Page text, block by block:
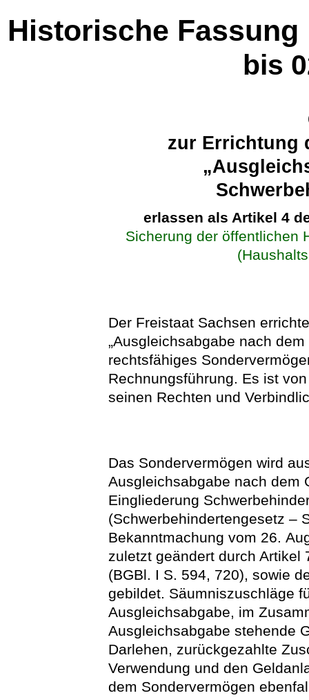
Historische Fassung
bis
zur Errichtung
erlassen als Artikel 4
Sicherung der öffentlichen
Der Freistaat Sachsen
„Ausgleichsabgabe nach
rechtsfähiges
Rechnungsführung. Es ist
seinen Rechten und
Das Sondervermögen wird
Ausgleichsabgabe nach dem
Eingliederung
(Schwerbehindertengesetz –
Bekanntmachung vom 26.
zuletzt geändert durch Artikel
(BGBl. I S. 594, 720), sowie
gebildet. Säumniszuschläge
Ausgleichsabgabe, im
Ausgleichsabgabe stehende
Darlehen, zurückgezahlte
Verwendung und den
dem Sondervermögen